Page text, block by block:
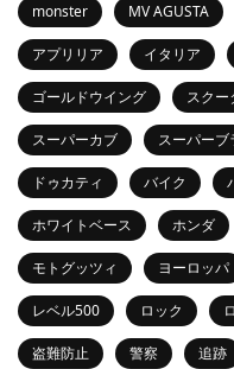
monster MV AGUSTA
アプリリア イタリア
ゴールドウイング スクー
スーパーカブ スーパーブ
ドゥカティ バイク
ホワイトベース ホンダ
モトグッツィ ヨーロッパ
レベル500 ロック
盗難防止 警察 追跡